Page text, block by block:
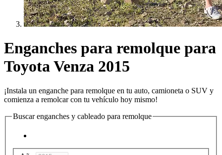
Enganches para remolque para
Toyota Venza 2015
¡Instala un enganche para remolque en tu auto, camioneta o SUV y
comienza a remolcar con tu vehículo hoy mismo!
Buscar enganches y cableado para remolque